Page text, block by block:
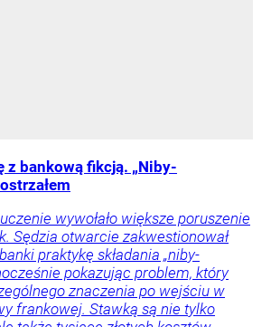
z bankową fikcją. „Niby-
wywołało większe poruszenie
Sędzia otwarcie zakwestionował
praktykę składania „niby-
pokazując problem, który
znaczenia po wejściu w
frankowej. Stawką są nie tylko